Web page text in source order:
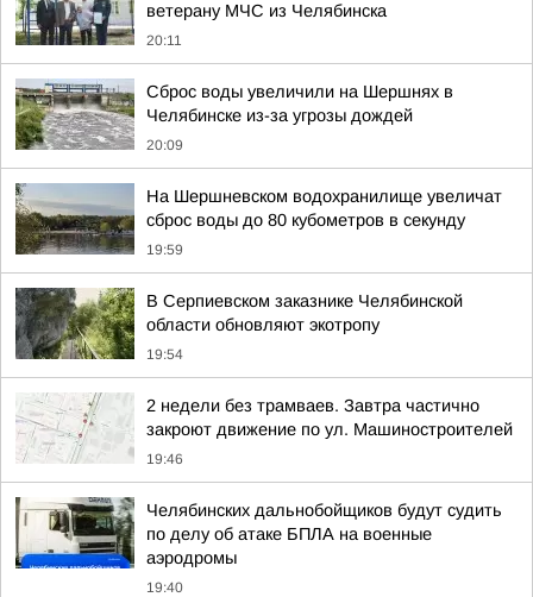
ветерану МЧС из Челябинска
20:11
Сброс воды увеличили на Шершнях в
Челябинске из-за угрозы дождей
20:09
На Шершневском водохранилище увеличат
сброс воды до 80 кубометров в секунду
19:59
В Серпиевском заказнике Челябинской
области обновляют экотропу
19:54
2 недели без трамваев. Завтра частично
закроют движение по ул. Машиностроителей
19:46
Челябинских дальнобойщиков будут судить
по делу об атаке БПЛА на военные
аэродромы
19:40